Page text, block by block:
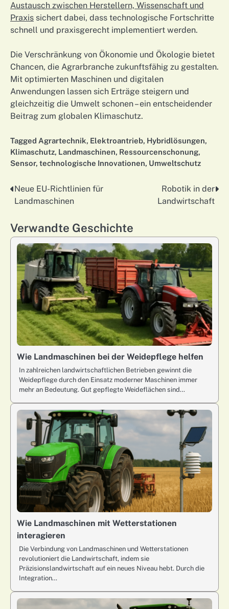
Austausch zwischen Herstellern, Wissenschaft und
Praxis sichert dabei, dass technologische Fortschritte
schnell und praxisgerecht implementiert werden.
Die Verschränkung von Ökonomie und Ökologie bietet
Chancen, die Agrarbranche zukunftsfähig zu gestalten.
Mit optimierten Maschinen und digitalen
Anwendungen lassen sich Erträge steigern und
gleichzeitig die Umwelt schonen – ein entscheidender
Beitrag zum globalen Klimaschutz.
Tagged Agrartechnik, Elektroantrieb, Hybridlösungen,
Klimaschutz, Landmaschinen, Ressourcenschonung,
Sensor, technologische Innovationen, Umweltschutz
Nawigacja
Neue EU-Richtlinien für
Landmaschinen
Robotik in der
Landwirtschaft
Verwandte Geschichte
Wie Landmaschinen bei der Weidepflege helfen
In zahlreichen landwirtschaftlichen Betrieben gewinnt die
Weidepflege durch den Einsatz moderner Maschinen immer
mehr an Bedeutung. Gut gepflegte Weideflächen sind…
Wie Landmaschinen mit Wetterstationen
interagieren
Die Verbindung von Landmaschinen und Wetterstationen
revolutioniert die Landwirtschaft, indem sie
Präzisionslandwirtschaft auf ein neues Niveau hebt. Durch die
Integration…